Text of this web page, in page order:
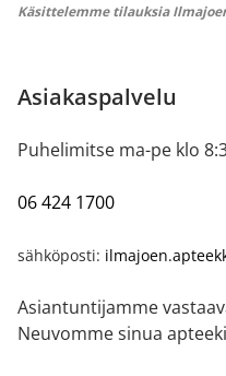
Käsittelemme tilauksia
Asiakaspalvelu
Puhelimitse ma-pe klo
06 424 1700
sähköposti:
Asiantuntijamme
Neuvomme sinua